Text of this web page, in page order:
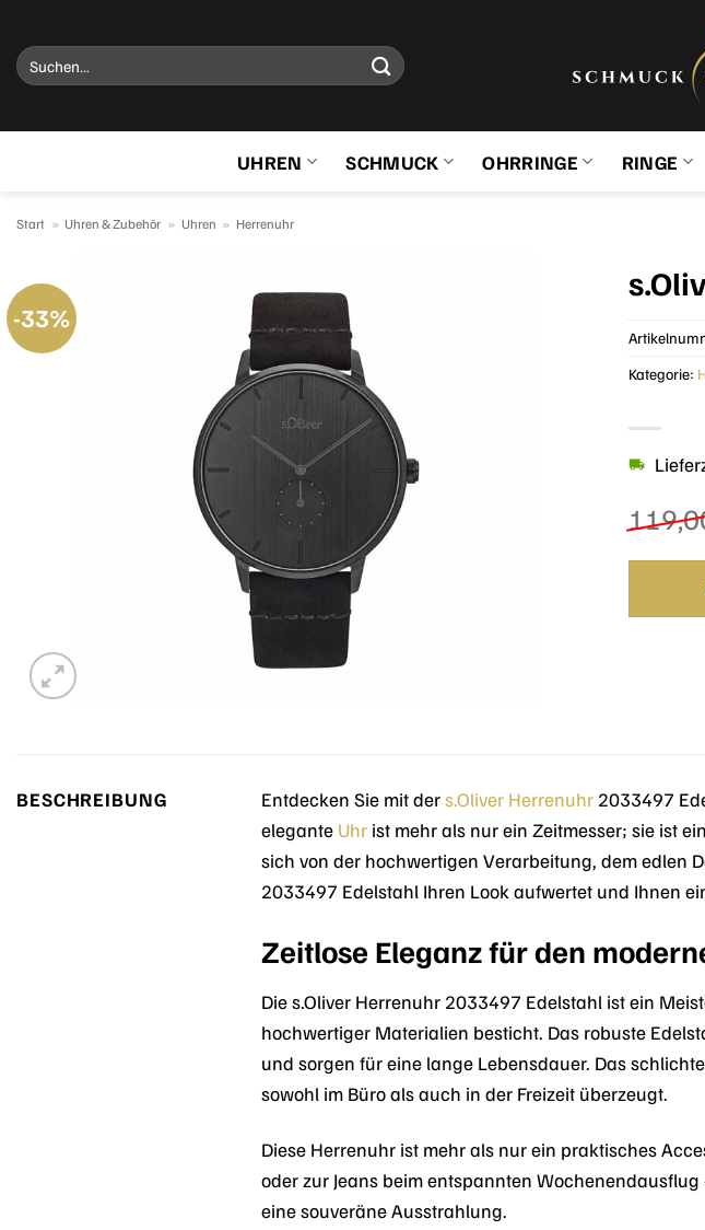
Inhalt
springen
Suchen
nach:
UHREN SCHMUCK OHRRINGE RINGE
Start » Uhren & Zubehör » Uhren » Herrenuhr
-33%
Kategorie:
BESCHREIBUNG Entdecken Sie mit ders.Oliver Herrenuhr 2033497
elegante Uhr ist mehr als nur ein Zeitmesser; sie ist
sich von der hochwertigen Verarbeitung, dem edlen
2033497 Edelstahl Ihren Look aufwertet und Ihnen
Zeitlose Eleganz für den
Die s.Oliver Herrenuhr 2033497 Edelstahl ist ein
hochwertiger Materialien besticht. Das robuste
und sorgen für eine lange Lebensdauer. Das
sowohl im Büro als auch in der Freizeit überzeugt.
Diese Herrenuhr ist mehr als nur ein praktisches
oder zur Jeans beim entspannten
eine souveräne Ausstrahlung.